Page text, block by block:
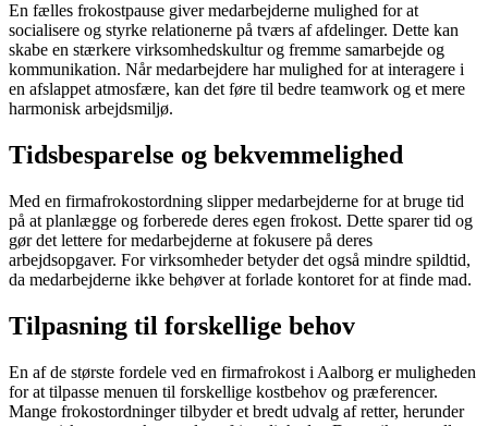
En fælles frokostpause giver medarbejderne mulighed for at
socialisere og styrke relationerne på tværs af afdelinger. Dette kan
skabe en stærkere virksomhedskultur og fremme samarbejde og
kommunikation. Når medarbejdere har mulighed for at interagere i
en afslappet atmosfære, kan det føre til bedre teamwork og et mere
harmonisk arbejdsmiljø.
Tidsbesparelse og bekvemmelighed
Med en firmafrokostordning slipper medarbejderne for at bruge tid
på at planlægge og forberede deres egen frokost. Dette sparer tid og
gør det lettere for medarbejderne at fokusere på deres
arbejdsopgaver. For virksomheder betyder det også mindre spildtid,
da medarbejderne ikke behøver at forlade kontoret for at finde mad.
Tilpasning til forskellige behov
En af de største fordele ved en firmafrokost i Aalborg er muligheden
for at tilpasse menuen til forskellige kostbehov og præferencer.
Mange frokostordninger tilbyder et bredt udvalg af retter, herunder